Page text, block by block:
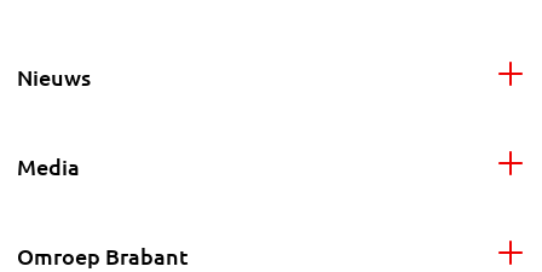
Nieuws
Media
Omroep Brabant